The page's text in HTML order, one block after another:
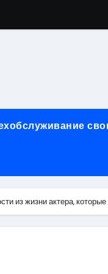
ресниц и
нанесение при -
производительности
автомобилей
из жизни актера, которые